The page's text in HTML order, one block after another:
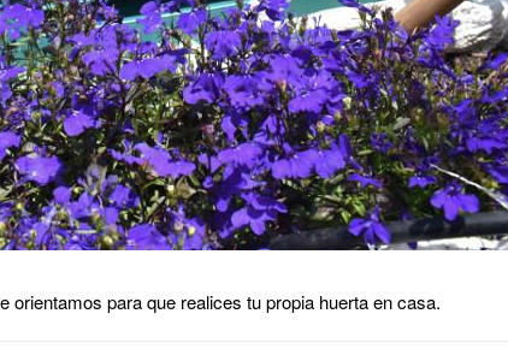
orientamos para que realices tu propia huerta en casa.